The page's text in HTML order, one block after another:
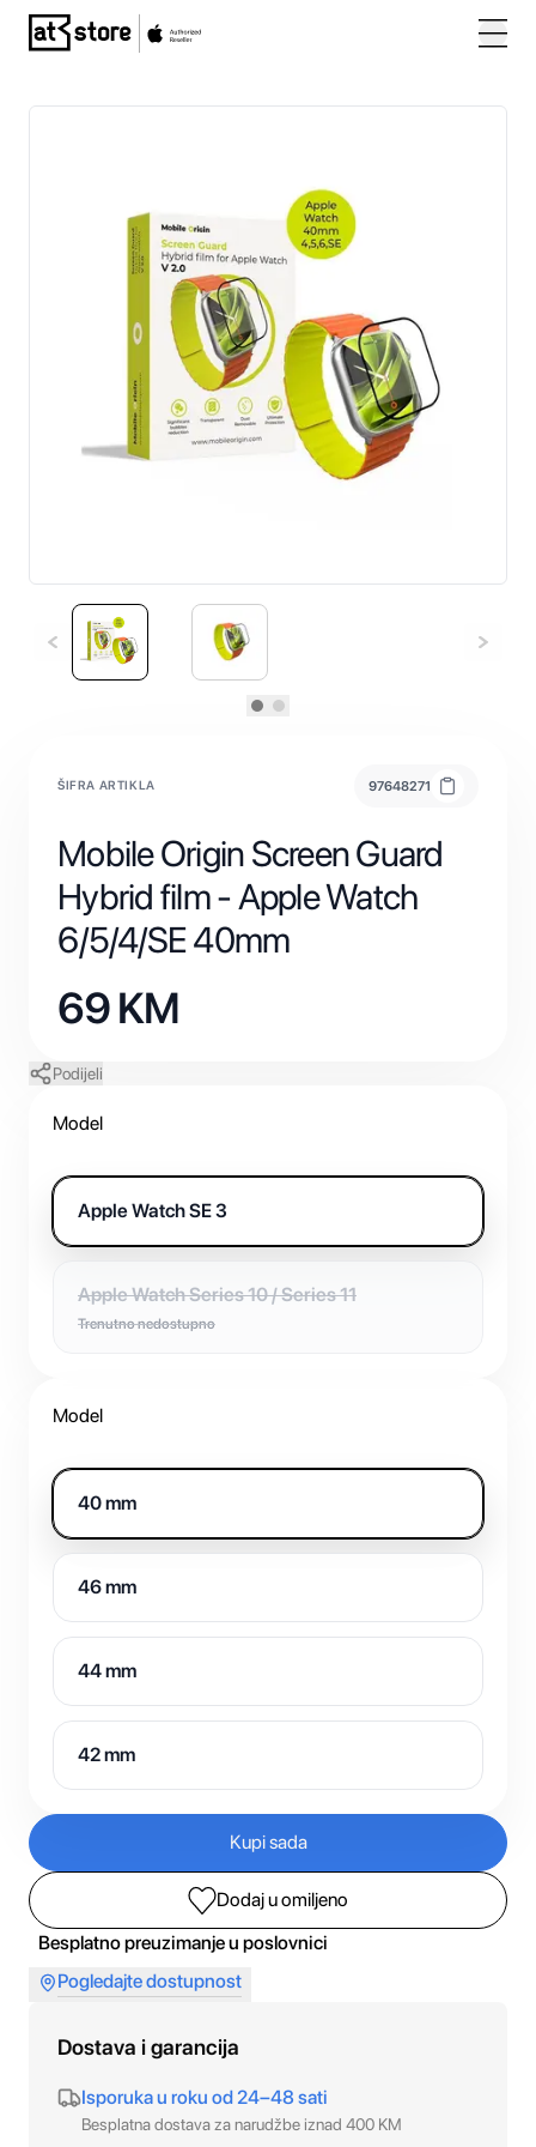
Posjetite početnu stranicu AT Store
ŠIFRA ARTIKLA 97648271
Mobile Origin Screen Guard
Hybrid film - Apple Watch
6/5/4/SE 40mm
69KM
Podijeli
Model
Apple Watch SE 3
Apple Watch Series 10 / Series 11
Trenutno nedostupno
Model
40 mm
46 mm
44 mm
42 mm
Kupi sada
Dodaj u omiljeno
Besplatno preuzimanje u poslovnici
Pogledajte dostupnost
Dostava i garancija
Isporuka u roku od 24–48 sati
Besplatna dostava za narudžbe iznad 400 KM